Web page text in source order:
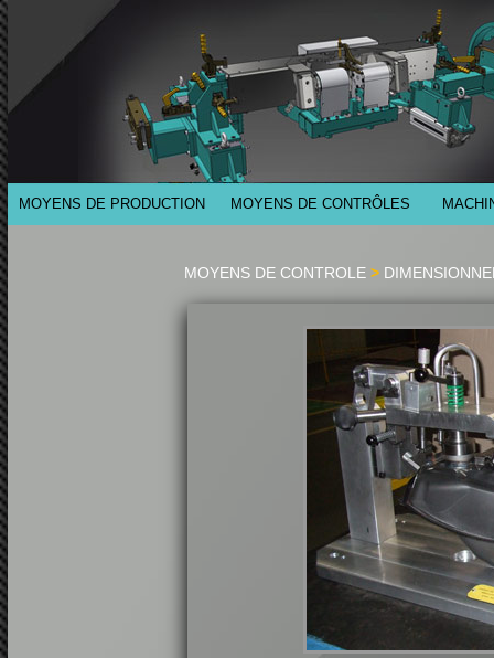
MOYENS DE PRODUCTION MOYENS DE CONTRÔLES
MOYENS DE CONTROLE >